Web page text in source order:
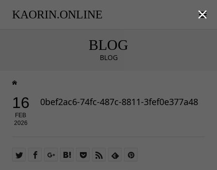
KAORIN.ONLINE
BLOG
BLOG
16
FEB
2026
0bef2ac6-74fc-487c-8811-3fef0e377a48
